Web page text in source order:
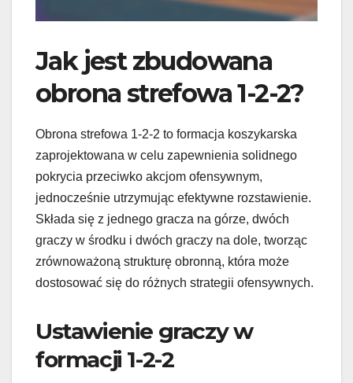
Jak jest zbudowana
obrona strefowa 1-2-2?
Obrona strefowa 1-2-2 to formacja koszykarska
zaprojektowana w celu zapewnienia solidnego
pokrycia przeciwko akcjom ofensywnym,
jednocześnie utrzymując efektywne rozstawienie.
Składa się z jednego gracza na górze, dwóch
graczy w środku i dwóch graczy na dole, tworząc
zrównoważoną strukturę obronną, która może
dostosować się do różnych strategii ofensywnych.
Ustawienie graczy w
formacji 1-2-2